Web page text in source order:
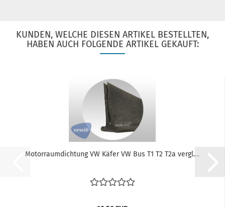
KUNDEN, WELCHE DIESEN ARTIKEL BESTELLTEN,
HABEN AUCH FOLGENDE ARTIKEL GEKAUFT:
Motorraumdichtung VW Käfer VW Bus T1 T2 T2a vergl....